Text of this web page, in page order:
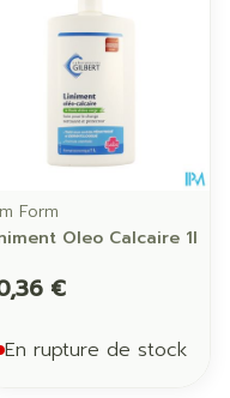
Form
Oleo Calcaire 1l
€
En rupture de stock